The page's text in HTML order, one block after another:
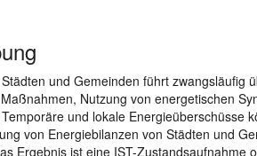
und Gemeinden führt
Nutzung von energetischen
und lokale Energieüberschüsse
von Energiebilanzen von Städten und
Ergebnis ist eine IST-